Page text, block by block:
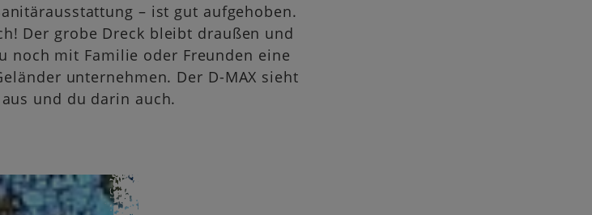
– ist gut aufgehoben.
Der grobe Dreck bleibt draußen und
noch mit Familie oder Freunden eine
unternehmen. Der D-MAX sieht
und du darin auch.